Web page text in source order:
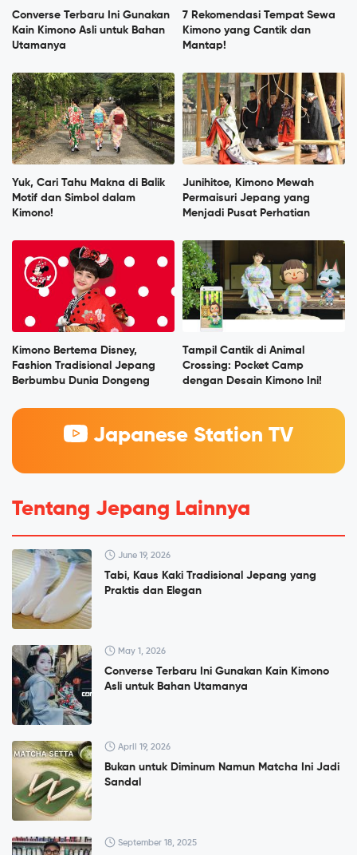
Converse Terbaru Ini Gunakan
Kain Kimono Asli untuk Bahan
Utamanya
7 Rekomendasi Tempat Sewa
Kimono yang Cantik dan
Mantap!
Yuk, Cari Tahu Makna di Balik
Motif dan Simbol dalam
Kimono!
Junihitoe, Kimono Mewah
Permaisuri Jepang yang
Menjadi Pusat Perhatian
Kimono Bertema Disney,
Fashion Tradisional Jepang
Berbumbu Dunia Dongeng
Tampil Cantik di Animal
Crossing: Pocket Camp
dengan Desain Kimono Ini!
Japanese Station TV
Tentang Jepang Lainnya
June 19, 2026
Tabi, Kaus Kaki Tradisional Jepang yang
Praktis dan Elegan
May 1, 2026
Converse Terbaru Ini Gunakan Kain Kimono
Asli untuk Bahan Utamanya
April 19, 2026
Bukan untuk Diminum Namun Matcha Ini Jadi
Sandal
September 18, 2025